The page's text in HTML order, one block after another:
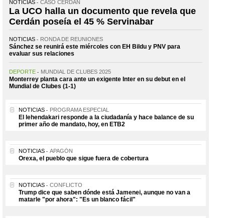
NOTICIAS CASO CERDÁN
La UCO halla un documento que revela que
Cerdán poseía el 45 % Servinabar
NOTICIAS RONDA DE REUNIONES
Sánchez se reunirá este miércoles con EH Bildu y PNV para
evaluar sus relaciones
DEPORTE MUNDIAL DE CLUBES 2025
Monterrey planta cara ante un exigente Inter en su debut en el
Mundial de Clubes (1-1)
NOTICIAS PROGRAMA ESPECIAL
El lehendakari responde a la ciudadanía y hace balance de su
primer año de mandato, hoy, en ETB2
NOTICIAS APAGÓN
Orexa, el pueblo que sigue fuera de cobertura
NOTICIAS CONFLICTO
Trump dice que saben dónde está Jamenei, aunque no van a
matarle "por ahora": "Es un blanco fácil"